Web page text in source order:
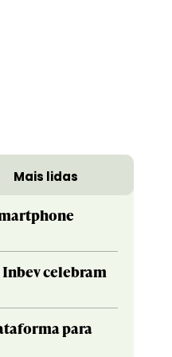
Mais lidas
Inbev celebram
para